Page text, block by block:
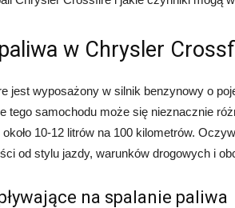
w Chrysler
jest wyposażony w silnik benzynowy o
tego samochodu może się nieznacznie
10-12 litrów na 100 kilometrów.
od stylu jazdy, warunków drogowych i
na spalanie paliwa